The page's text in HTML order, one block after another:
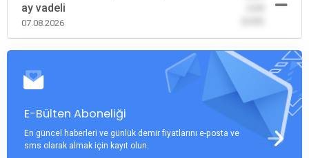
ay vadeli
07.08.2026
E-Bülten Aboneliği
En güncel haberleri ve günlük demir fiyatlarını e-posta ve
sms olarak almak için kayıt olun.